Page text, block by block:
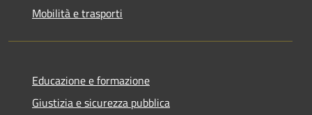
Mobilità e trasporti
Educazione e formazione
Giustizia e sicurezza pubblica